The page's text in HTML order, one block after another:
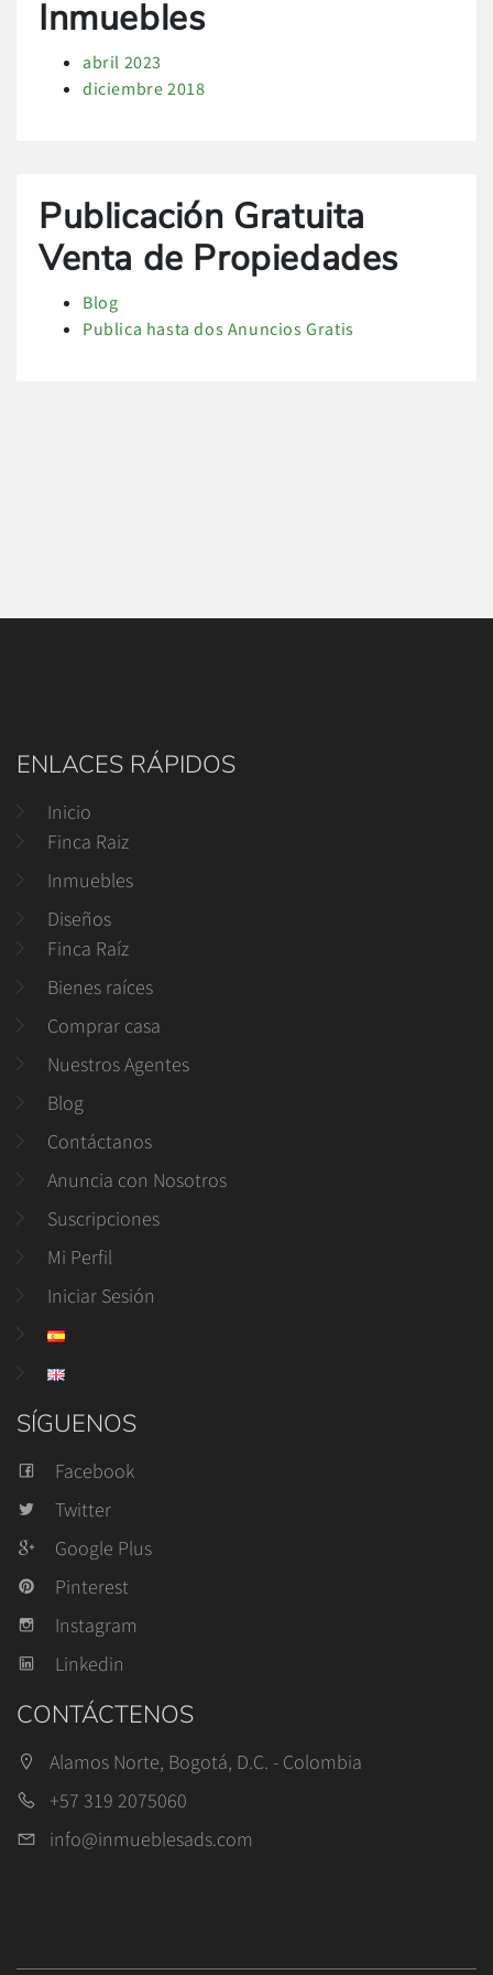
Inmuebles
abril 2023
diciembre 2018
Publicación Gratuita
Venta de Propiedades
Blog
Publica hasta dos Anuncios Gratis
ENLACES RÁPIDOS
Inicio
Finca Raiz
Inmuebles
Diseños
Finca Raíz
Bienes raíces
Comprar casa
Nuestros Agentes
Blog
Contáctanos
Anuncia con Nosotros
Suscripciones
Mi Perfil
Iniciar Sesión
SÍGUENOS
Facebook
Twitter
Google Plus
Pinterest
Instagram
Linkedin
CONTÁCTENOS
Alamos Norte, Bogotá, D.C. - Colombia
+57 319 2075060
info@inmueblesads.com